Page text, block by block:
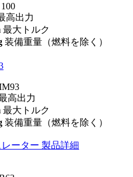
高出力
最大トルク
装備重量（燃料を除く）
高出力
最大トルク
装備重量（燃料を除く）
ーター 製品詳細